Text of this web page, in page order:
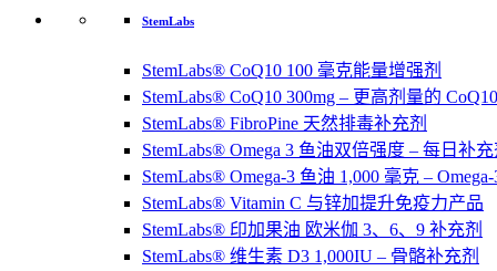
StemLabs
StemLabs® CoQ10 100 毫克能量增强剂
StemLabs® CoQ10 300mg – 更高剂量的
StemLabs® FibroPine 天然排毒补充剂
StemLabs® Omega 3 鱼油双倍强度 – 每日补充
StemLabs® Omega-3 鱼油 1,000 毫克 –
StemLabs® Vitamin C 与锌加提升免疫力产品
StemLabs® 印加果油 欧米伽 3、6、9 补充剂
StemLabs® 维生素 D3 1,000IU – 骨骼补充剂